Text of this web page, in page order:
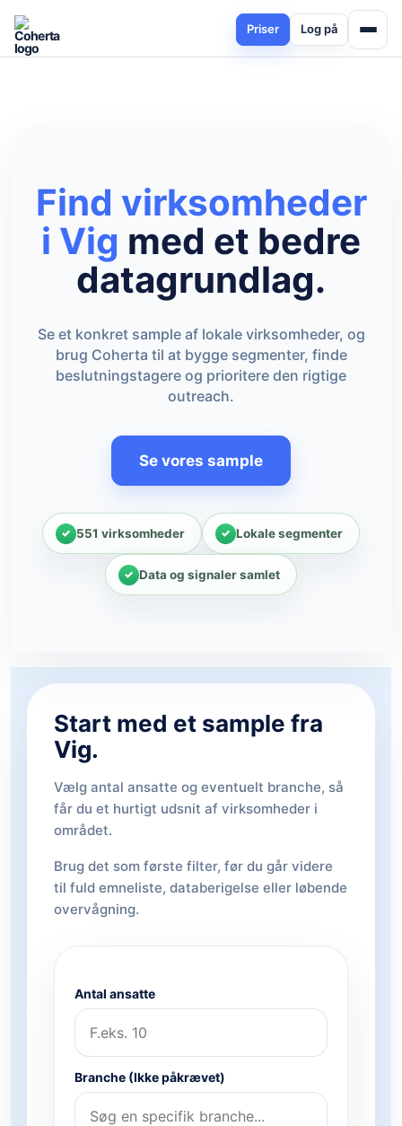
Priser Log på
Find virksomheder
i Vig med et bedre
datagrundlag.
Se et konkret sample af lokale virksomheder, og
brug Coherta til at bygge segmenter, finde
beslutningstagere og prioritere den rigtige
outreach.
Se vores sample
551 virksomheder Lokale segmenter
Data og signaler samlet
Start med et sample fra
Vig.
Vælg antal ansatte og eventuelt branche, så
får du et hurtigt udsnit af virksomheder i
området.
Brug det som første filter, før du går videre
til fuld emneliste, databerigelse eller løbende
overvågning.
Antal ansatte
Branche (Ikke påkrævet)